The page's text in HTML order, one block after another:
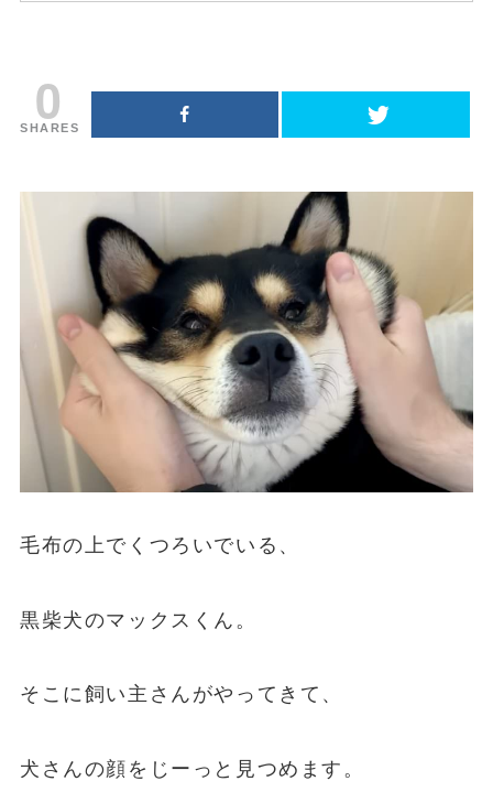
0
SHARES
毛布の上でくつろいでいる、
黒柴犬のマックスくん。
そこに飼い主さんがやってきて、
犬さんの顔をじーっと見つめます。